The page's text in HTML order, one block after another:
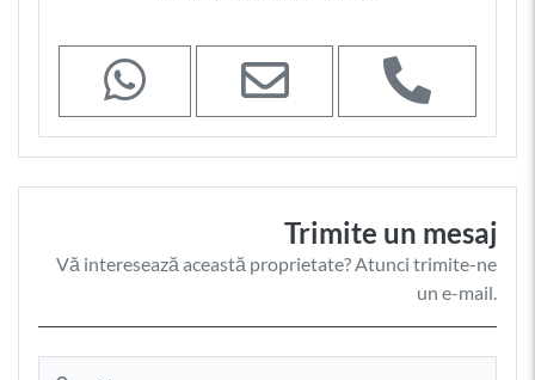
Trimite un mesaj
Vă interesează această proprietate? Atunci trimite-ne
un e-mail.